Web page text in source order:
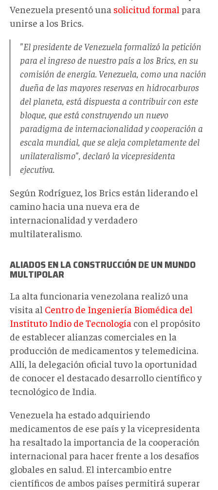
Venezuela presentó una solicitud formal para
unirse a los Brics.
"El presidente de Venezuela formalizó la petición
para el ingreso de nuestro país a los Brics, en su
comisión de energía. Venezuela, como una nación
dueña de las mayores reservas en hidrocarburos
del planeta, está dispuesta a contribuir con este
bloque, que está construyendo un nuevo
paradigma de internacionalidad y cooperación a
escala mundial, que se aleja completamente del
unilateralismo", declaró la vicepresidenta
ejecutiva.
Según Rodríguez, los Brics están liderando el
camino hacia una nueva era de
internacionalidad y verdadero
multilateralismo.
ALIADOS EN LA CONSTRUCCIÓN DE UN MUNDO
MULTIPOLAR
La alta funcionaria venezolana realizó una
visita al Centro de Ingeniería Biomédica del
Instituto Indio de Tecnología con el propósito
de establecer alianzas comerciales en la
producción de medicamentos y telemedicina.
Allí, la delegación oficial tuvo la oportunidad
de conocer el destacado desarrollo científico y
tecnológico de India.
Venezuela ha estado adquiriendo
medicamentos de ese país y la vicepresidenta
ha resaltado la importancia de la cooperación
internacional para hacer frente a los desafíos
globales en salud. El intercambio entre
científicos de ambos países permitirá superar